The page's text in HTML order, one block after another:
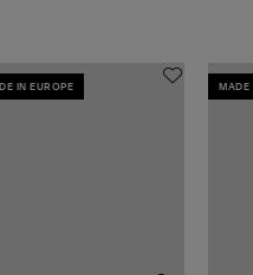
IN EUROPE MADE